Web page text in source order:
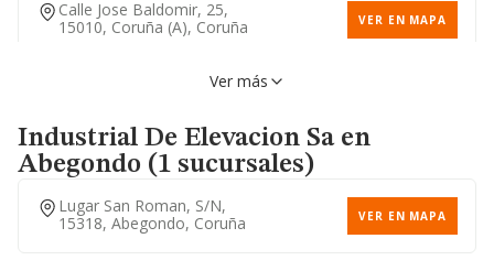
Calle Jose Baldomir, 25,
15010, Coruña (a), Coruña
VER EN MAPA
Coruña (a), Coruña
VER EN MAPA
Calle Tui, 1, 15002, Coruña
Ver más
Industrial De Elevacion Saen
Abegondo (1 sucursales)
Lugar San Roman, S/n,
15318, Abegondo, Coruña
VER EN MAPA